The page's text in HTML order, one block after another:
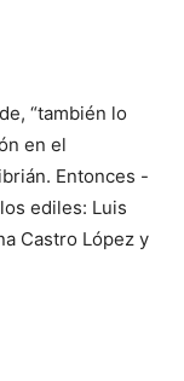
“también lo
en el
Entonces -
ediles: Luis
Castro López y